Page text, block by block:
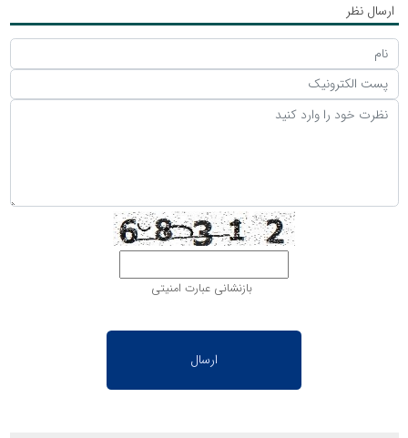
ارسال نظر
بازنشانی عبارت امنیتی